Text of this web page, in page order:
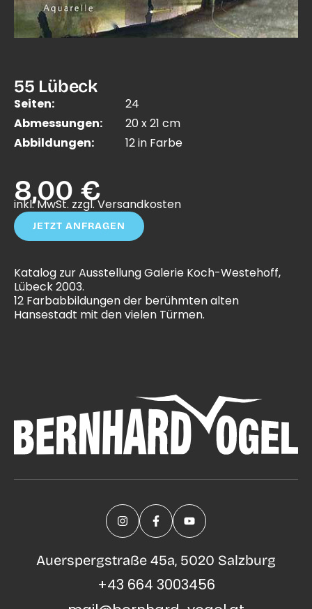
55 Lübeck
Seiten:
24
Abmessungen:
20 x 21 cm
Abbildungen:
12 in Farbe
8,00 €
inkl. MwSt. zzgl. Versandkosten
JETZT ANFRAGEN
Katalog zur Ausstellung Galerie Koch-Westehoff,
Lübeck 2003.
12 Farbabbildungen der berühmten alten
Hansestadt mit den vielen Türmen.
Auerspergstraße 45a, 5020 Salzburg
+43 664 3003456